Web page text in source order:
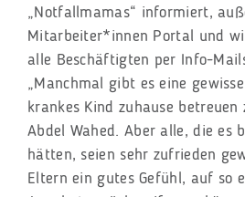
„Notfallmamas“ informiert,
Mitarbeiter*innen Portal und
alle Beschäftigten per Info-
„Manchmal gibt es eine
krankes Kind zuhause betreuen
Abdel Wahed. Aber alle, die es
hätten, seien sehr zufrieden
Eltern ein gutes Gefühl, auf so